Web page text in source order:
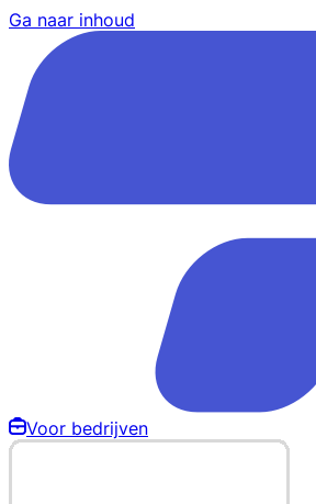
Ga naar inhoud
Voor bedrijven